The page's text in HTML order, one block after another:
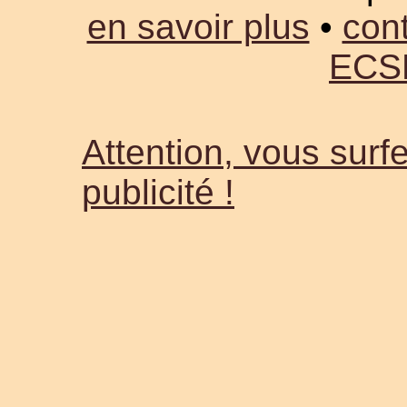
en savoir plus •
Attention, vous
publicité !